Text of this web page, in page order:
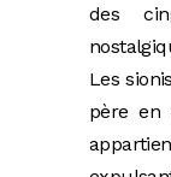
des
Les
père